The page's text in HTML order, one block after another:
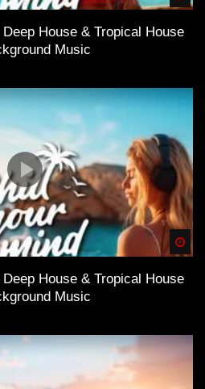
House & Tropical House
Music
House & Tropical House
Music